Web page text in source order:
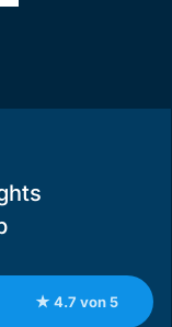
★ 4.7 von 5